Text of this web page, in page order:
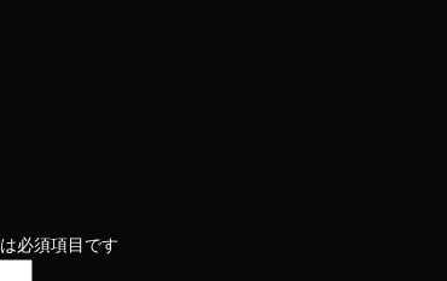
必須項目です